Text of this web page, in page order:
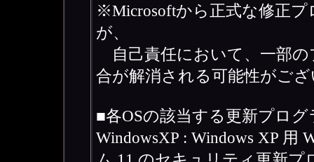
※Microsoftから正式な修正
が、
自己責任において、一部の
合が解消される可能性がご
■各OSの該当する更新プログ
WindowsXP : Windows XP 用